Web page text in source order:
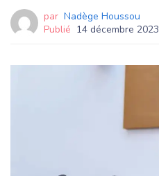
par Nadège Houssou
Publié 14 décembre 2023